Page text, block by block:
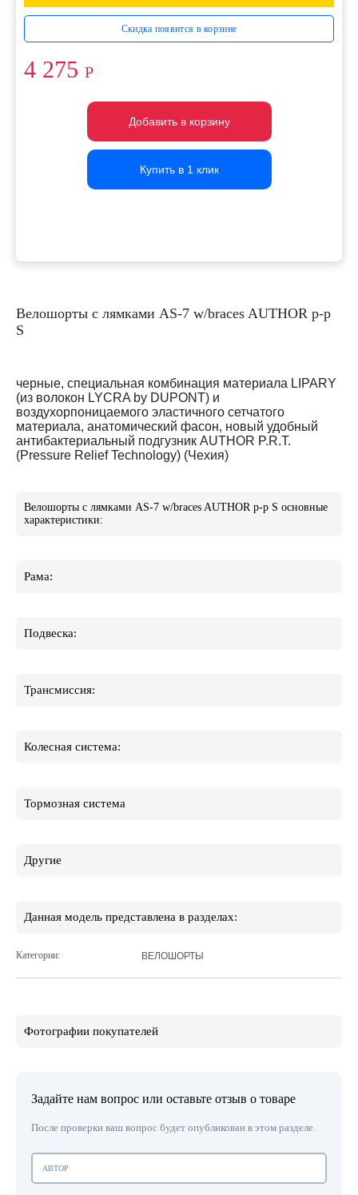
Скидка появится в корзине
4 275 Р
Добавить в корзину
Добавить в корзину
Добавить в корзину
Купить в 1 клик
Купить в 1 клик
Купить в 1 клик
Велошорты с лямками AS-7 w/braces AUTHOR р-р
S
черные, специальная комбинация материала LIPARY
(из волокон LYCRA by DUPONT) и
воздухорпоницаемого эластичного сетчатого
материала, анатомический фасон, новый удобный
антибактериальный подгузник AUTHOR P.R.T.
(Pressure Relief Technology) (Чехия)
Велошорты с лямками AS-7 w/braces AUTHOR р-р S основные
характеристики:
Рама:
Подвеска:
Трансмиссия:
Колесная система:
Тормозная система
Другие
Данная модель представлена в разделах:
Категории: ВЕЛОШОРТЫ
Фотографии покупателей
Задайте нам вопрос или оставьте отзыв о товаре
После проверки ваш вопрос будет опубликован в этом разделе.